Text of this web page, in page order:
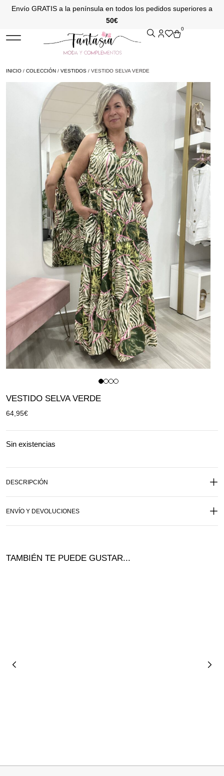
Envío GRATIS a la península en todos los pedidos superiores a
50€
0
INICIO / COLECCIÓN / VESTIDOS / VESTIDO SELVA VERDE
VESTIDO SELVA VERDE
64,95€
Sin existencias
DESCRIPCIÓN
ENVÍO Y DEVOLUCIONES
TAMBIÉN TE PUEDE GUSTAR...